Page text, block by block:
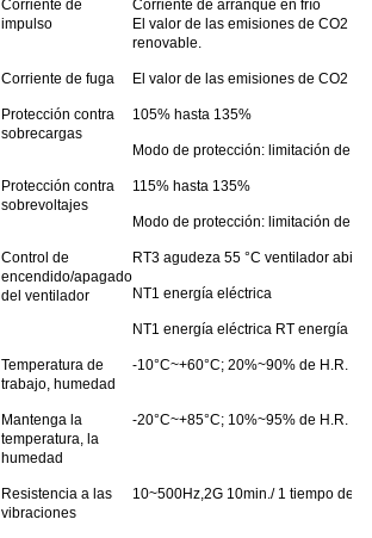
Corriente de
impulso
Corriente de arranque en frío
El valor de las emisiones de CO2
renovable.
Corriente de fuga El valor de las emisiones de CO2
Protección contra
sobrecargas
105% hasta 135%
Modo de protección: limitación de
Protección contra
sobrevoltajes
115% hasta 135%
Modo de protección: limitación de
Control de
encendido/apagado
del ventilador
RT3 agudeza 55 °C ventilador
NT1 energía eléctrica
NT1 energía eléctrica RT energía
Temperatura de
trabajo, humedad
-10°C~+60°C; 20%~90% de H.R.
Mantenga la
temperatura, la
humedad
-20°C~+85°C; 10%~95% de H.R.
Resistencia a las
vibraciones
10~500Hz,2G 10min./ 1 tiempo de